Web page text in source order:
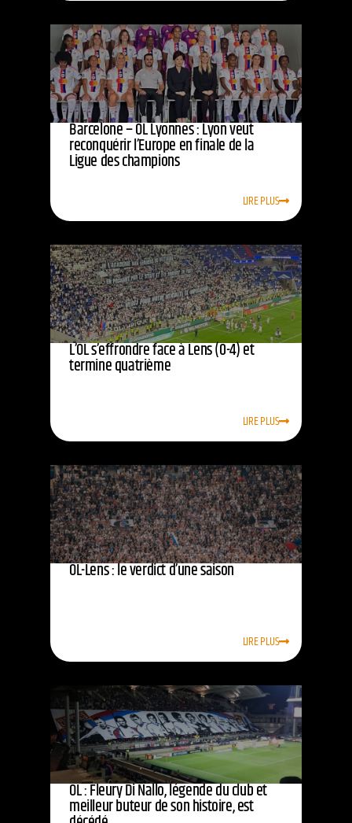
Barcelone – OL Lyonnes : Lyon veut
reconquérir l’Europe en finale de la
Ligue des champions
LIRE PLUS
L’OL s’effrondre face à Lens (0-4) et
termine quatrième
LIRE PLUS
OL-Lens : le verdict d’une saison
LIRE PLUS
OL : Fleury Di Nallo, légende du club et
meilleur buteur de son histoire, est